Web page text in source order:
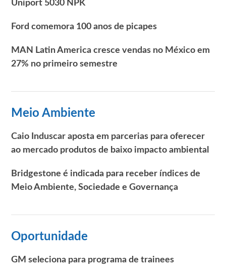
Uniport 5030 NPK
Ford comemora 100 anos de picapes
MAN Latin America cresce vendas no México em
27% no primeiro semestre
Meio Ambiente
Caio Induscar aposta em parcerias para oferecer
ao mercado produtos de baixo impacto ambiental
Bridgestone é indicada para receber índices de
Meio Ambiente, Sociedade e Governança
Oportunidade
GM seleciona para programa de trainees